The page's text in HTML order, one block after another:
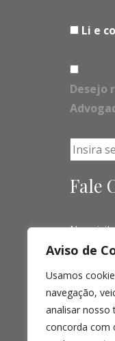
Aviso de
Usamos
navegação,
analisar nosso
concorda com
Li e
Desejo
Fale
Nos
Telefone:
Email:
Horários